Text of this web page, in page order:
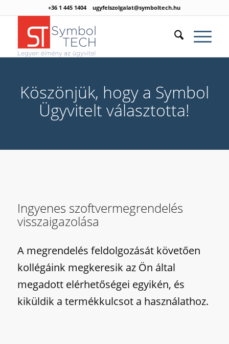
+36 1 445 1404 ugyfelszolgalat@symboltech.hu
Köszönjük, hogy a Symbol
Ügyvitelt választotta!
Ingyenes szoftvermegrendelés
visszaigazolása
A megrendelés feldolgozását követően
kollégáink megkeresik az Ön által
megadott elérhetőségei egyikén, és
kiküldik a termékkulcsot a használathoz.